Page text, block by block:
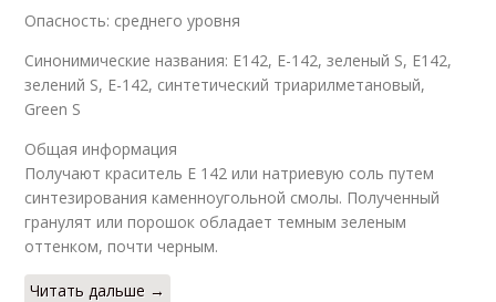
Опасность: среднего уровня
Синонимические названия: Е142, Е-142, зеленый S, E142,
зелений S, E-142, синтетический триарилметановый,
Green S
​Общая информация
Получают краситель Е 142 или натриевую соль путем
синтезирования каменноугольной смолы. Полученный
гранулят или порошок обладает темным зеленым
оттенком, почти черным.
Читать дальше →